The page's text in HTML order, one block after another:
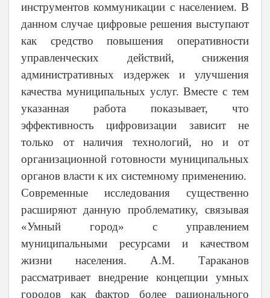
инструментов коммуникации с населением. В
данном случае цифровые решения выступают
как средство повышения оперативности
управленческих действий, снижения
административных издержек и улучшения
качества муниципальных услуг. Вместе с тем
указанная работа показывает, что
эффективность цифровизации зависит не
только от наличия технологий, но и от
организационной готовности муниципальных
органов власти к их системному применению.
Современные исследования существенно
расширяют данную проблематику, связывая
«Умный город» с управлением
муниципальными ресурсами и качеством
жизни населения. А.М. Тараканов
рассматривает внедрение концепции умных
городов как фактор более рационального